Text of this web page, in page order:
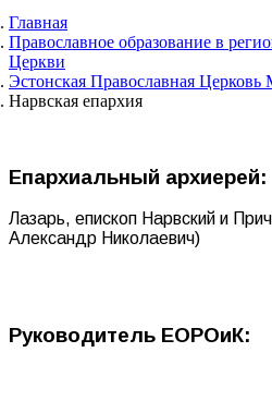
Главная
Православное образование в
Церкви
Эстонская Православная Церковь
Нарвская епархия
Епархиальный архиерей:
Лазарь, епископ Нарвский и
Александр Николаевич)
Руководитель ЕОРОиК: